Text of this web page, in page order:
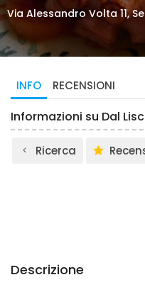
Via Alessandro Volta 11,
INFO RECENSIONI
Informazioni su Dal
Ricerca
Descrizione